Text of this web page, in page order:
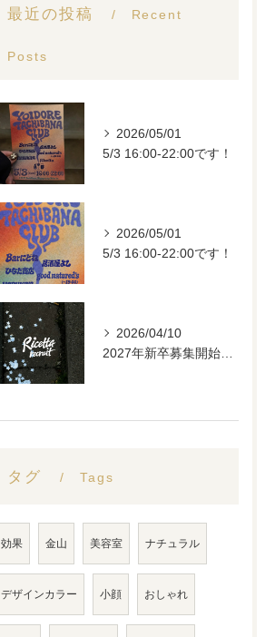
最近の投稿 Recent
Posts
2026/05/01
5/3 16:00-22:00です！
2026/05/01
5/3 16:00-22:00です！
2026/04/10
タグ Tags
効果 金山 美容室 ナチュラル
デザインカラー 小顔 おしゃれ